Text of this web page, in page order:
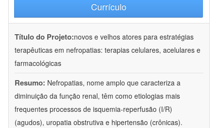
Currículo
Título do Projeto:novos e velhos atores para estratégias
terapêuticas em nefropatias: terapias celulares, acelulares e
farmacológicas
Resumo: Nefropatias, nome amplo que caracteriza a
diminuição da função renal, têm como etiologias mais
frequentes processos de isquemia-reperfusão (I/R)
(agudos), uropatia obstrutiva e hipertensão (crônicas).